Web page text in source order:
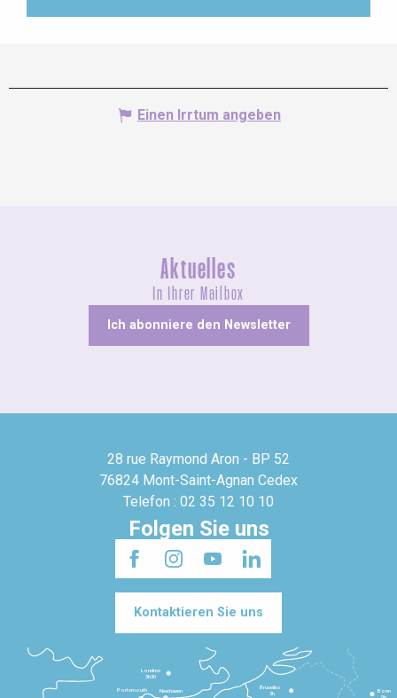
Einen Irrtum angeben
Aktuelles
In Ihrer Mailbox
Ich abonniere den Newsletter
28 rue Raymond Aron - BP 52
76824 Mont-Saint-Agnan Cedex
Telefon : 02 35 12 10 10
Folgen Sie uns
Kontaktieren Sie uns
Bruxelles
3h
Londres
3h30
Newhaven
Portsmouth
Bonn